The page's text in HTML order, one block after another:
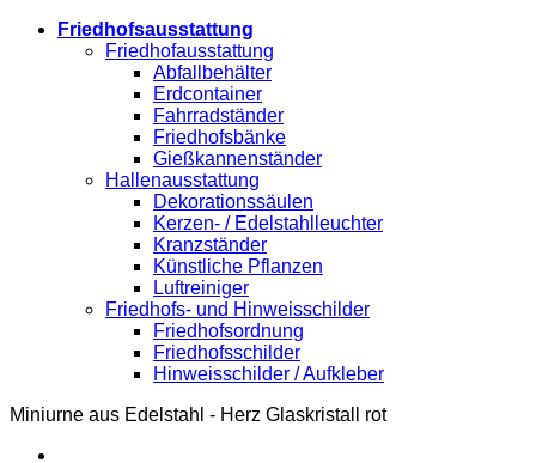
Friedhofsausstattung
Friedhofausstattung
Abfallbehälter
Erdcontainer
Fahrradständer
Friedhofsbänke
Gießkannenständer
Hallenausstattung
Dekorationssäulen
Kerzen- / Edelstahlleuchter
Kranzständer
Künstliche Pflanzen
Luftreiniger
Friedhofs- und Hinweisschilder
Friedhofsordnung
Friedhofsschilder
Hinweisschilder / Aufkleber
Miniurne aus Edelstahl - Herz Glaskristall rot